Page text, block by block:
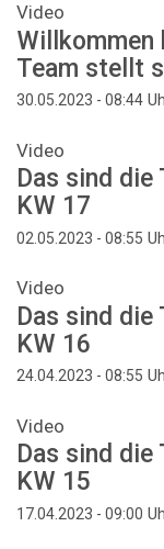
Video
Willkommen
Team stellt
30.05.2023 - 08:44
Video
Das sind die
KW 17
02.05.2023 - 08:55
Video
Das sind die
KW 16
24.04.2023 - 08:55
Video
Das sind die
KW 15
17.04.2023 - 09:00